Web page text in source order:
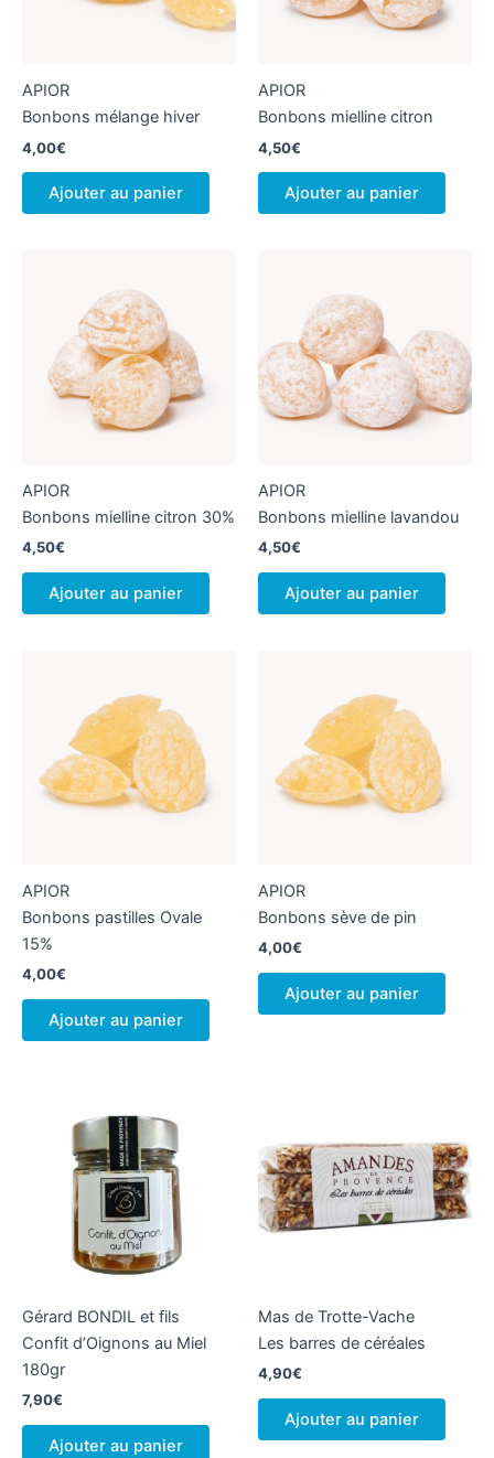
APIOR
Bonbons mélange hiver
4,00€
Ajouter au panier
APIOR
Bonbons mielline citron
4,50€
Ajouter au panier
APIOR
Bonbons mielline citron 30%
4,50€
Ajouter au panier
APIOR
Bonbons mielline lavandou
4,50€
Ajouter au panier
APIOR
Bonbons pastilles Ovale
15%
4,00€
Ajouter au panier
APIOR
Bonbons sève de pin
4,00€
Ajouter au panier
Gérard BONDIL et fils
Confit d’Oignons au Miel
180gr
7,90€
Ajouter au panier
Mas de Trotte-Vache
Les barres de céréales
4,90€
Ajouter au panier